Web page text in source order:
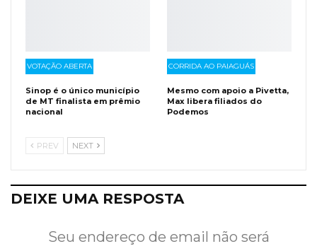
VOTAÇÃO ABERTA
Sinop é o único município
de MT finalista em prêmio
nacional
CORRIDA AO PAIAGUÁS
Mesmo com apoio a Pivetta,
Max libera filiados do
Podemos
PREV NEXT
DEIXE UMA RESPOSTA
Seu endereço de email não será